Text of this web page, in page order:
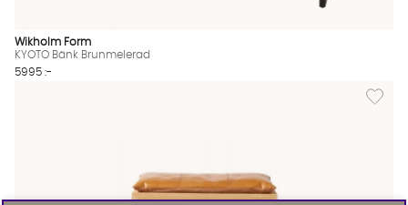
Wikholm Form
KYOTO Bänk Brunmelerad
5995 :-
Lägg